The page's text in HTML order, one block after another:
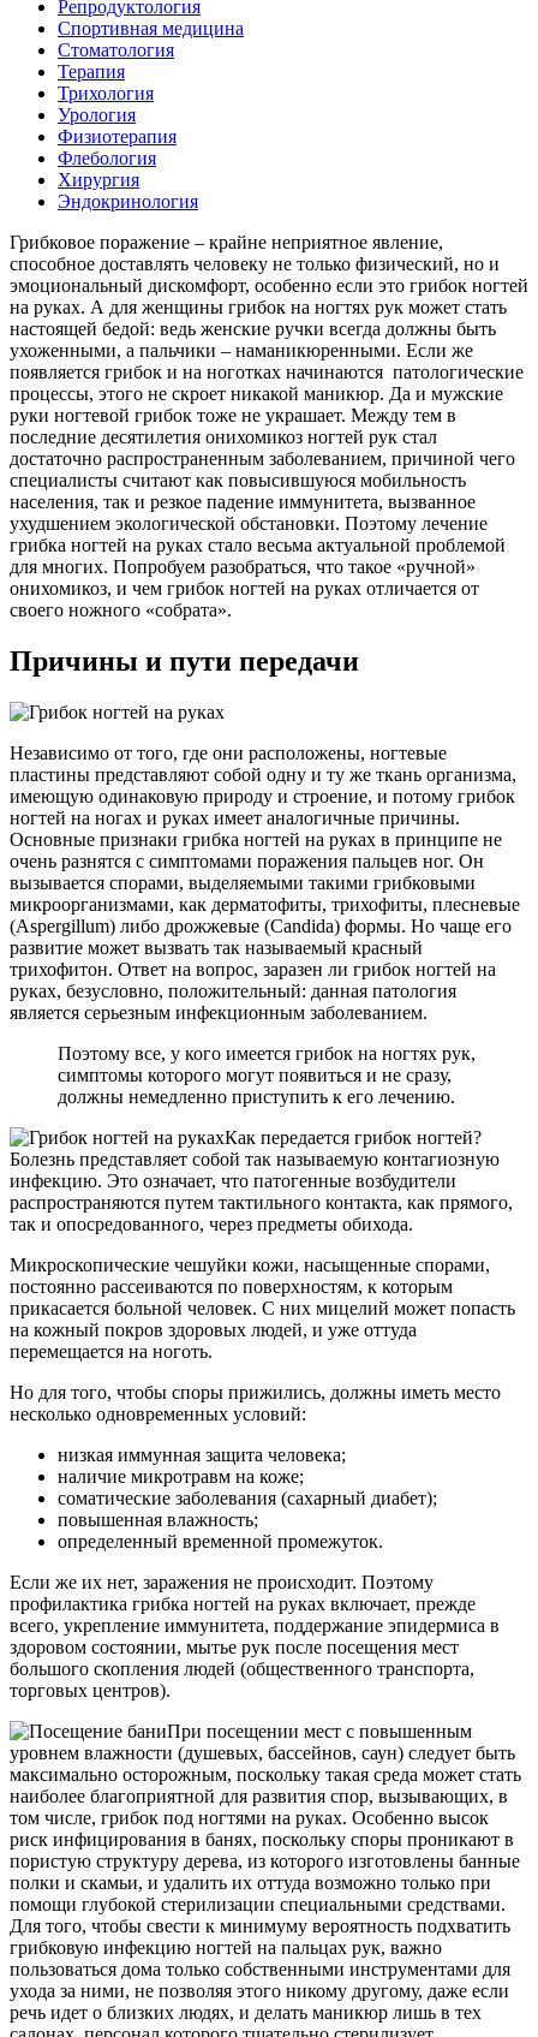
Репродуктология
Спортивная медицина
Стоматология
Терапия
Трихология
Урология
Физиотерапия
Флебология
Хирургия
Эндокринология
Грибковое поражение – крайне неприятное явление,
способное доставлять человеку не только физический, но и
эмоциональный дискомфорт, особенно если это грибок ногтей
на руках. А для женщины грибок на ногтях рук может стать
настоящей бедой: ведь женские ручки всегда должны быть
ухоженными, а пальчики – наманикюренными. Если же
появляется грибок и на ноготках начинаются патологические
процессы, этого не скроет никакой маникюр. Да и мужские
руки ногтевой грибок тоже не украшает. Между тем в
последние десятилетия онихомикоз ногтей рук стал
достаточно распространенным заболеванием, причиной чего
специалисты считают как повысившуюся мобильность
населения, так и резкое падение иммунитета, вызванное
ухудшением экологической обстановки. Поэтому лечение
грибка ногтей на руках стало весьма актуальной проблемой
для многих. Попробуем разобраться, что такое «ручной»
онихомикоз, и чем грибок ногтей на руках отличается от
своего ножного «собрата».
Причины и пути передачи
Независимо от того, где они расположены, ногтевые
пластины представляют собой одну и ту же ткань организма,
имеющую одинаковую природу и строение, и потому грибок
ногтей на ногах и руках имеет аналогичные причины.
Основные признаки грибка ногтей на руках в принципе не
очень разнятся с симптомами поражения пальцев ног. Он
вызывается спорами, выделяемыми такими грибковыми
микроорганизмами, как дерматофиты, трихофиты, плесневые
(Aspergillum) либо дрожжевые (Candida) формы. Но чаще его
развитие может вызвать так называемый красный
трихофитон. Ответ на вопрос, заразен ли грибок ногтей на
руках, безусловно, положительный: данная патология
является серьезным инфекционным заболеванием.
Поэтому все, у кого имеется грибок на ногтях рук,
симптомы которого могут появиться и не сразу,
должны немедленно приступить к его лечению.
Как передается грибок ногтей?
Болезнь представляет собой так называемую контагиозную
инфекцию. Это означает, что патогенные возбудители
распространяются путем тактильного контакта, как прямого,
так и опосредованного, через предметы обихода.
Микроскопические чешуйки кожи, насыщенные спорами,
постоянно рассеиваются по поверхностям, к которым
прикасается больной человек. С них мицелий может попасть
на кожный покров здоровых людей, и уже оттуда
перемещается на ноготь.
Но для того, чтобы споры прижились, должны иметь место
несколько одновременных условий:
низкая иммунная защита человека;
наличие микротравм на коже;
соматические заболевания (сахарный диабет);
повышенная влажность;
определенный временной промежуток.
Если же их нет, заражения не происходит. Поэтому
профилактика грибка ногтей на руках включает, прежде
всего, укрепление иммунитета, поддержание эпидермиса в
здоровом состоянии, мытье рук после посещения мест
большого скопления людей (общественного транспорта,
торговых центров).
При посещении мест с повышенным
уровнем влажности (душевых, бассейнов, саун) следует быть
максимально осторожным, поскольку такая среда может стать
наиболее благоприятной для развития спор, вызывающих, в
том числе, грибок под ногтями на руках. Особенно высок
риск инфицирования в банях, поскольку споры проникают в
пористую структуру дерева, из которого изготовлены банные
полки и скамьи, и удалить их оттуда возможно только при
помощи глубокой стерилизации специальными средствами.
Для того, чтобы свести к минимуму вероятность подхватить
грибковую инфекцию ногтей на пальцах рук, важно
пользоваться дома только собственными инструментами для
ухода за ними, не позволяя этого никому другому, даже если
речь идет о близких людях, и делать маникюр лишь в тех